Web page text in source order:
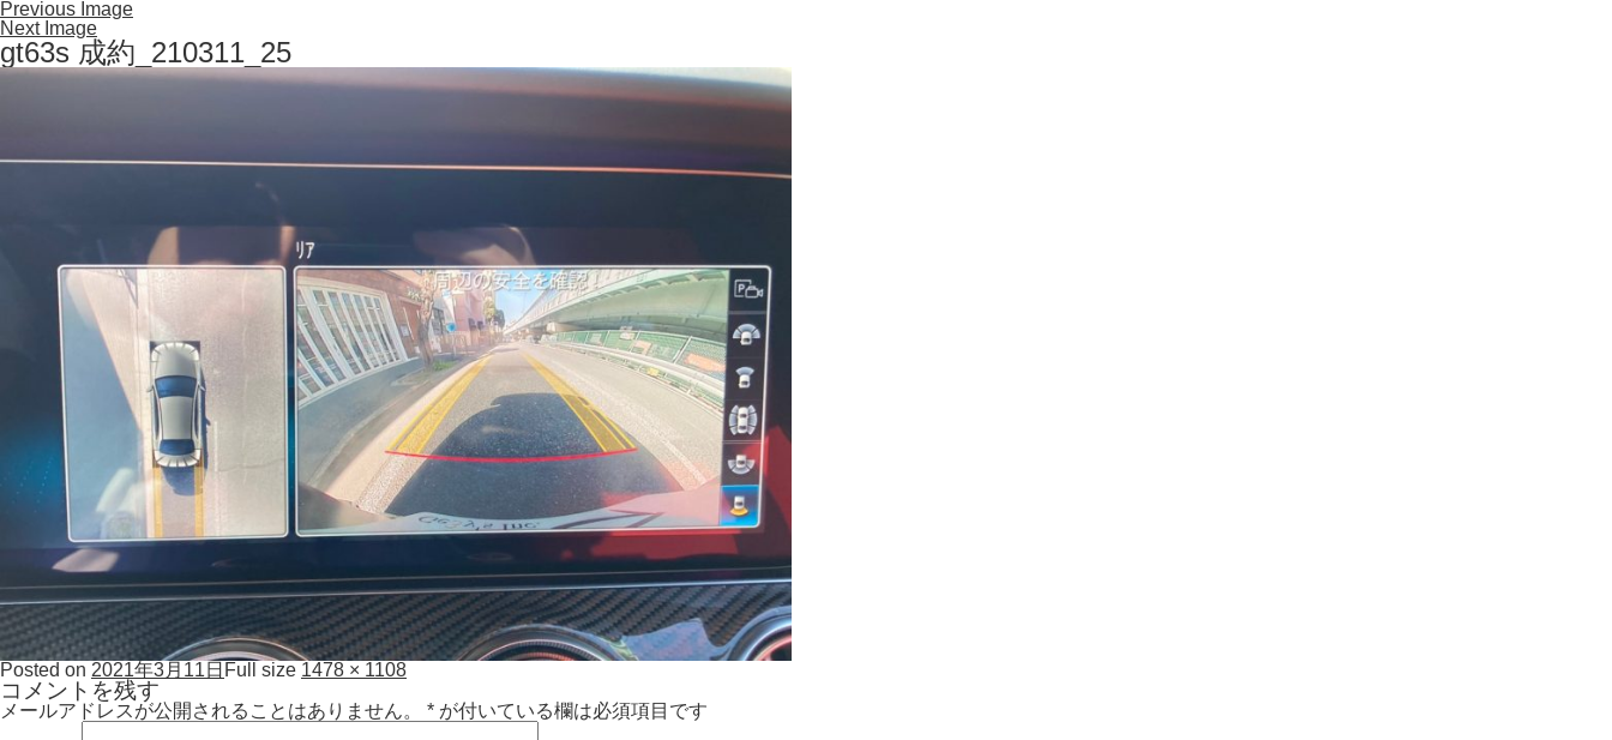
Previous Image
Next Image
gt63s 成約_210311_25
Posted on 2021年3月11日 Full size 1478 × 1108
コメントを残す
メールアドレスが公開されることはありません。 * が付いている欄は必須項目です